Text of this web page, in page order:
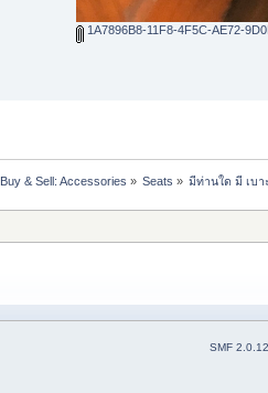
1A7896B8-11F8-4F5C-AE72-
Buy & Sell: Accessories » Seats » มีท่านใด มี เบ
SMF 2.0.12